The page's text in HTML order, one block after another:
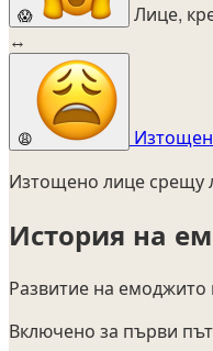
😱
Лице,
↔
😩
Изтощено лице срещу
История на
Развитие на емоджито
Включено за първи път